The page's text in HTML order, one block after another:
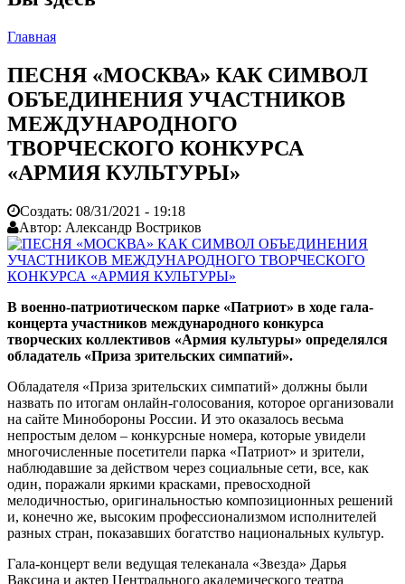
Главная
ПЕСНЯ «МОСКВА» КАК СИМВОЛ
ОБЪЕДИНЕНИЯ УЧАСТНИКОВ
МЕЖДУНАРОДНОГО
ТВОРЧЕСКОГО КОНКУРСА
«АРМИЯ КУЛЬТУРЫ»
Создать: 08/31/2021 - 19:18
Автор: Александр Востриков
В военно-патриотическом парке «Патриот» в ходе гала-
концерта участников международного конкурса
творческих коллективов «Армия культуры» определялся
обладатель «Приза зрительских симпатий».
Обладателя «Приза зрительских симпатий» должны были
назвать по итогам онлайн-голосования, которое организовали
на сайте Минобороны России. И это оказалось весьма
непростым делом – конкурсные номера, которые увидели
многочисленные посетители парка «Патриот» и зрители,
наблюдавшие за действом через социальные сети, все, как
один, поражали яркими красками, превосходной
мелодичностью, оригинальностью композиционных решений
и, конечно же, высоким профессионализмом исполнителей
разных стран, показавших богатство национальных культур.
Гала-концерт вели ведущая телеканала «Звезда» Дарья
Ваксина и актер Центрального академического театра